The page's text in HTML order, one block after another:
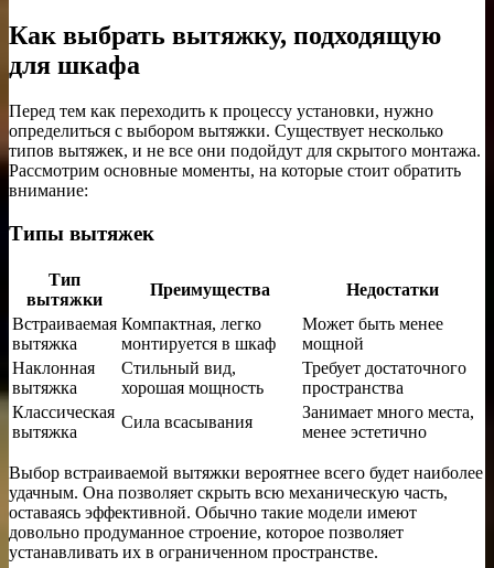
Как выбрать вытяжку, подходящую
для шкафа
Перед тем как переходить к процессу установки, нужно
определиться с выбором вытяжки. Существует несколько
типов вытяжек, и не все они подойдут для скрытого монтажа.
Рассмотрим основные моменты, на которые стоит обратить
внимание:
Типы вытяжек
Тип
вытяжки
Преимущества
Недостатки
Встраиваемая
вытяжка
Компактная, легко
монтируется в шкаф
Может быть менее
мощной
Наклонная
вытяжка
Стильный вид,
хорошая мощность
Требует достаточного
пространства
Классическая
вытяжка
Сила всасывания
Занимает много места,
менее эстетично
Выбор встраиваемой вытяжки вероятнее всего будет наиболее
удачным. Она позволяет скрыть всю механическую часть,
оставаясь эффективной. Обычно такие модели имеют
довольно продуманное строение, которое позволяет
устанавливать их в ограниченном пространстве.